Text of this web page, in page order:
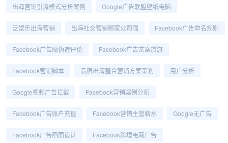
出海营销引流模式分析案例 Google广告联盟壁纸电脑
泛娱乐出海营销 出海社交营销哪家公司强 Facebook广告命名规则
Facebook广告贴伪造评论 Facebook广告文案旅游
Facebook营销脚本 品牌出海整合营销方案策划 用户分析
Google视频广告拦截 Facebook营销案例分析
Facebook广告账户充值 Facebook营销主管薪水 Google无广告
Facebook广告画面设计 Facebook跨境电商广告